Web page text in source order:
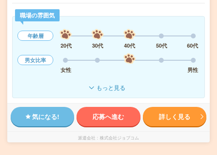
職場の雰囲気
年齢層
20代
30代 40代 50代
60代
男女比率
女性
男性
もっと見る
気になる! 応募へ進む 詳しく見る
派遣会社 株式会社ジョブコム